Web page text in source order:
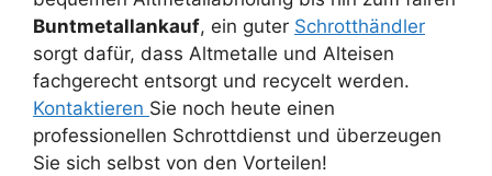
Buntmetallankauf, ein guter Schrotthändler
sorgt dafür, dass Altmetalle und Alteisen
fachgerecht entsorgt und recycelt werden.
Kontaktieren Sie noch heute einen
professionellen Schrottdienst und überzeugen
Sie sich selbst von den Vorteilen!